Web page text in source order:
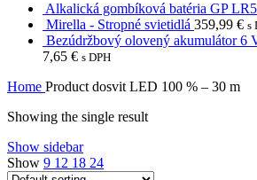
Alkalická gombíková batéria GP
Mirella - Stropné svietidlá 359,99 € s
Bezúdržbový olovený akumulátor 6
7,65 € s DPH
Home Product dosvit LED 100 % – 30 m
Showing the single result
Show sidebar
Show 9 12 18 24